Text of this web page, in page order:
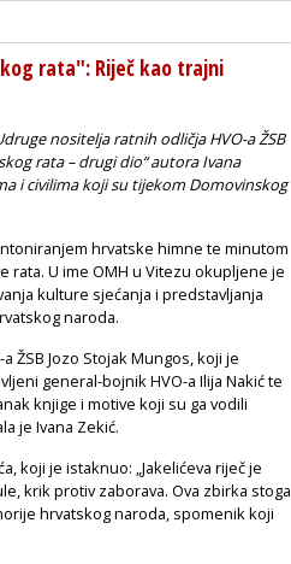
rata": Riječ kao trajni
nositelja ratnih odličja HVO-a ŽSB
rata – drugi dio“ autora Ivana
i civilima koji su tijekom Domovinskog
hrvatske himne te minutom
rata. U ime OMH u Vitezu okupljene je
kulture sjećanja i predstavljanja
naroda.
ŽSB Jozo Stojak Mungos, koji je
general-bojnik HVO-a Ilija Nakić te
knjige i motive koji su ga vodili
je Ivana Zekić.
koji je istaknuo: „Jakelićeva riječ je
krik protiv zaborava. Ova zbirka stoga
hrvatskog naroda, spomenik koji